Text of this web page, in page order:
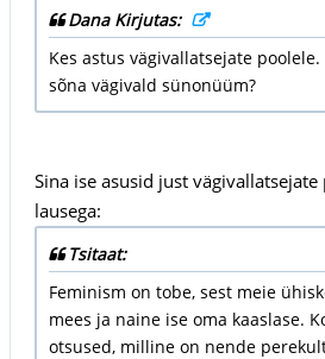
Dana Kirjutas:
Kes astus vägivallatsejate poolele.
sõna vägivald sünonüüm?
Sina ise asusid just
lausega:
Tsitaat:
Feminism on tobe, sest meie
mees ja naine ise oma kaaslase.
otsused, milline on nende